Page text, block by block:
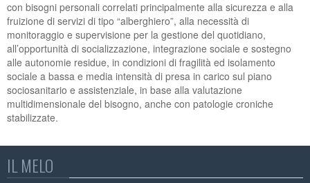
con bisogni personali correlati principalmente alla sicurezza e alla
fruizione di servizi di tipo “alberghiero”, alla necessità di
monitoraggio e supervisione per la gestione del quotidiano,
all’opportunità di socializzazione, integrazione sociale e sostegno
alle autonomie residue, in condizioni di fragilità ed isolamento
sociale a bassa e media intensità di presa in carico sul piano
sociosanitario e assistenziale, in base alla valutazione
multidimensionale del bisogno, anche con patologie croniche
stabilizzate.
IL MELO